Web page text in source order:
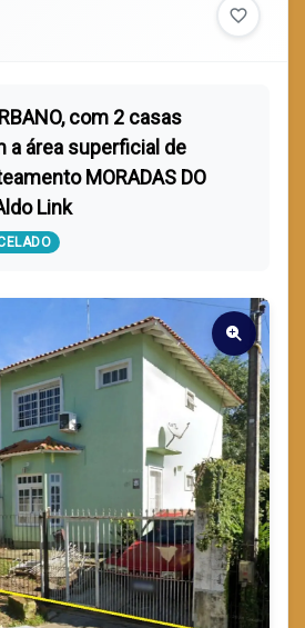
favorite_border
com 2 casas
a área superficial de
MORADAS DO
Link